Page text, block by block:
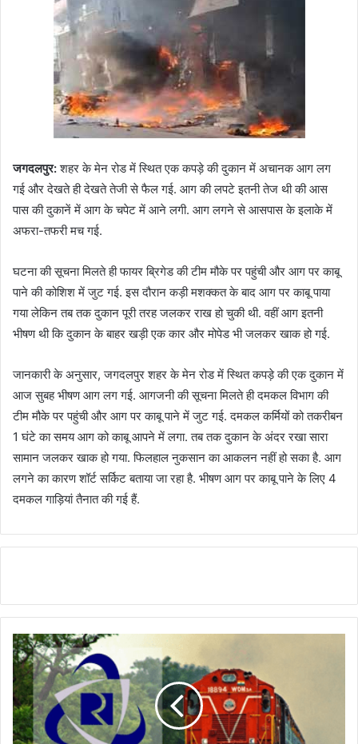
जगदलपुर:शहर के मेन रोड में स्थित एक कपड़े की दुकान में अचानक आग लग
गई और देखते ही देखते तेजी से फैल गई. आग की लपटे इतनी तेज थी की आस
पास की दुकानें में आग के चपेट में आने लगी. आग लगने से आसपास के इलाके में
अफरा-तफरी मच गई.
घटना की सूचना मिलते ही फायर ब्रिगेड की टीम मौके पर पहुंची और आग पर काबू
पाने की कोशिश में जुट गई. इस दौरान कड़ी मशक्कत के बाद आग पर काबू पाया
गया लेकिन तब तक दुकान पूरी तरह जलकर राख हो चुकी थी. वहीं आग इतनी
भीषण थी कि दुकान के बाहर खड़ी एक कार और मोपेड भी जलकर खाक हो गई.
जानकारी के अनुसार, जगदलपुर शहर के मेन रोड में स्थित कपड़े की एक दुकान में
आज सुबह भीषण आग लग गई. आगजनी की सूचना मिलते ही दमकल विभाग की
टीम मौके पर पहुंची और आग पर काबू पाने में जुट गई. दमकल कर्मियों को तकरीबन
1 घंटे का समय आग को काबू आपने में लगा. तब तक दुकान के अंदर रखा सारा
सामान जलकर खाक हो गया. फिलहाल नुकसान का आकलन नहीं हो सका है. आग
लगने का कारण शॉर्ट सर्किट बताया जा रहा है. भीषण आग पर काबू पाने के लिए 4
दमकल गाड़ियां तैनात की गई हैं.